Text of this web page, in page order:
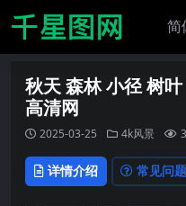
秋天 森林 小径 树
高清网
2025-03-25 4k风景
详情介绍 常见问题